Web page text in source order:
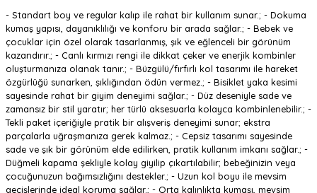
- Standart boy ve regular kalıp ile rahat bir kullanım sunar.; - Dokuma
kumaş yapısı, dayanıklılığı ve konforu bir arada sağlar.; - Bebek ve
çocuklar için özel olarak tasarlanmış, şık ve eğlenceli bir görünüm
kazandırır.; - Canlı kırmızı rengi ile dikkat çeker ve enerjik kombinler
oluşturmanıza olanak tanır.; - Büzgülü/fırfırlı kol tasarımı ile hareket
özgürlüğü sunarken, şıklığından ödün vermez.; - Bisiklet yaka kesimi
sayesinde rahat bir giyim deneyimi sağlar.; - Düz deseniyle sade ve
zamansız bir stil yaratır; her türlü aksesuarla kolayca kombinlenebilir.; -
Tekli paket içeriğiyle pratik bir alışveriş deneyimi sunar; ekstra
parçalarla uğraşmanıza gerek kalmaz.; - Cepsiz tasarımı sayesinde
sade ve şık bir görünüm elde edilirken, pratik kullanım imkanı sağlar.; -
Düğmeli kapama şekliyle kolay giyilip çıkartılabilir; bebeğinizin veya
çocuğunuzun bağımsızlığını destekler.; - Uzun kol boyu ile mevsim
geçişlerinde ideal koruma sağlar.; - Orta kalınlıkta kumaşı, mevsim